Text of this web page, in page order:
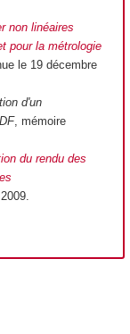
non linéaires
pour la métrologie
le 19 décembre
d'un
, mémoire
du rendu des